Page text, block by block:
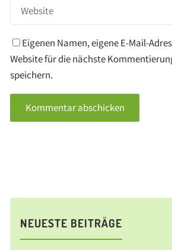
Eigenen Namen, eigene E-Mail-
Website für die nächste
speichern.
NEUESTE BEITRÄGE